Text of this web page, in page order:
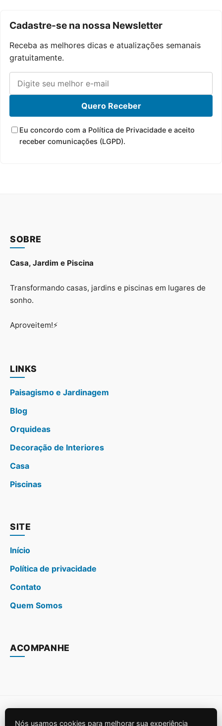
Cadastre-se na nossa Newsletter
Receba as melhores dicas e atualizações semanais
gratuitamente.
Quero Receber
Eu concordo com a Política de Privacidade e aceito
receber comunicações (LGPD).
SOBRE
Casa, Jardim e Piscina
Transformando casas, jardins e piscinas em lugares de
sonho.
Aproveitem!⚡
LINKS
Paisagismo e Jardinagem
Blog
Orquideas
Decoração de Interiores
Casa
Piscinas
SITE
Início
Política de privacidade
Contato
Quem Somos
ACOMPANHE
Nós usamos cookies para melhorar sua experiência